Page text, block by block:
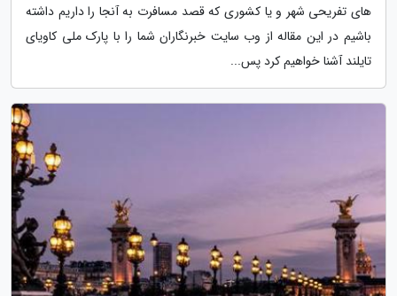
های تفریحی شهر و یا کشوری که قصد مسافرت به آنجا را داریم داشته
باشیم در این مقاله از وب سایت خبرنگاران شما را با پارک ملی کاویای
تایلند آشنا خواهیم کرد پس...